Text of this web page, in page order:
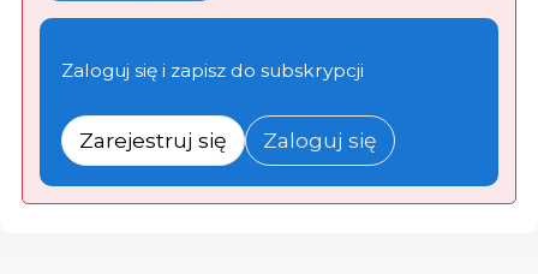
Zaloguj się i zapisz do subskrypcji
Zarejestruj się Zaloguj się